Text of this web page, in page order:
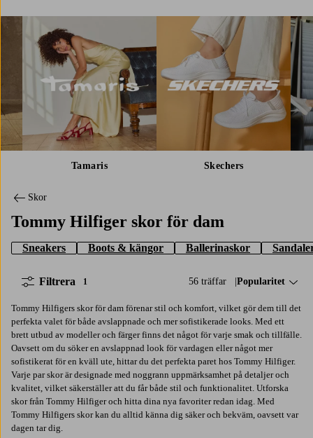
Tamaris Skechers
Skor
Tommy Hilfiger skor för dam
Sneakers Boots & kängor Ballerinaskor
56 träffar Sortera på:
Popularitet
Filtrera 1
Tommy Hilfigers skor för dam förenar stil och komfort, vilket gör dem till det
perfekta valet för både avslappnade och mer sofistikerade looks. Med ett
brett utbud av modeller och färger finns det något för varje smak och tillfälle.
Oavsett om du söker en avslappnad look för vardagen eller något mer
sofistikerat för en kväll ute, hittar du det perfekta paret hos Tommy Hilfiger.
Varje par skor är designade med noggrann uppmärksamhet på detaljer och
kvalitet, vilket säkerställer att du får både stil och funktionalitet. Utforska
skor från Tommy Hilfiger och hitta dina nya favoriter redan idag. Med
Tommy Hilfigers skor kan du alltid känna dig säker och bekväm, oavsett var
dagen tar dig.